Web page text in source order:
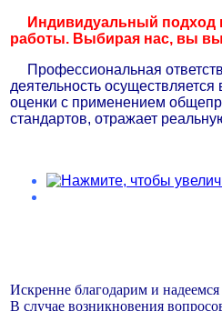
Индивидуальный подход
работы. Выбирая нас, вы
Профессиональная
деятельность
оценки с применением
стандартов, отражает
Искренне благодарим и
В случае возникновения